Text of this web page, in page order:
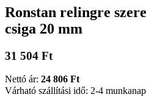
Ronstan relingre
csiga 20 mm
31 504 Ft
Nettó ár: 24 806 Ft
Várható szállítási idő: 2-4 munkanap